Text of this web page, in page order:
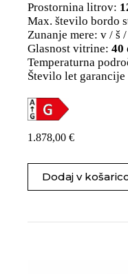
Prostornina litrov:
Max. število bordo
Zunanje mere: v / š
Glasnost vitrine: 40
Temperaturna
Število let garancije
1.878,00 €
Dodaj v